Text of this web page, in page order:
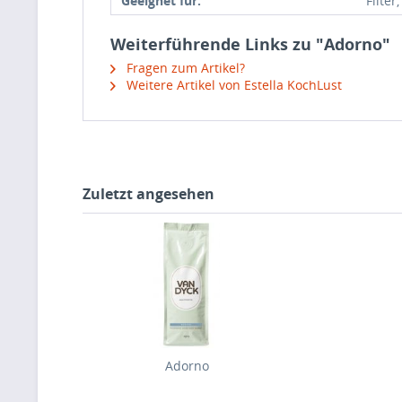
Weiterführende Links zu "Adorno"
Fragen zum Artikel?
Weitere Artikel von Estella KochLust
Zuletzt angesehen
Adorno